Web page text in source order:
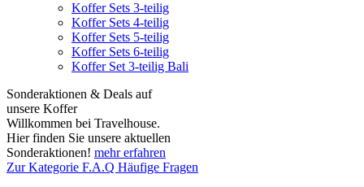
Koffer Sets 3-teilig
Koffer Sets 4-teilig
Koffer Sets 5-teilig
Koffer Sets 6-teilig
Koffer Set 3-teilig Bali
Sonderaktionen & Deals auf
unsere Koffer
Willkommen bei Travelhouse.
Hier finden Sie unsere aktuellen
Sonderaktionen! mehr erfahren
Zur Kategorie F.A.Q Häufige Fragen